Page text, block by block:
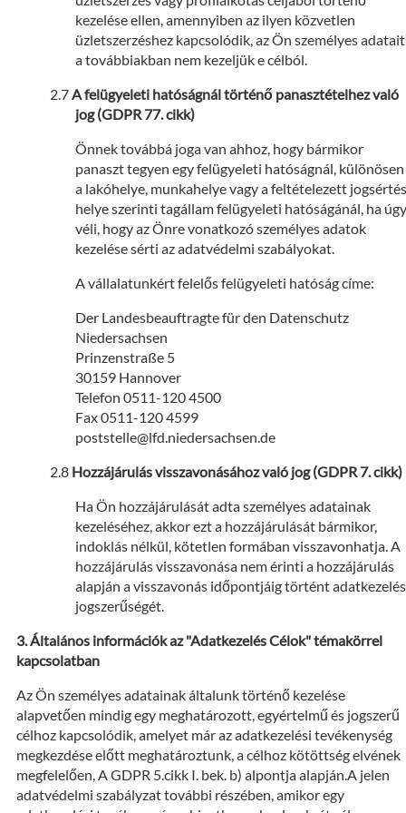
kezelése ellen, amennyiben az ilyen közvetlen
üzletszerzéshez kapcsolódik, az Ön személyes adatait
a továbbiakban nem kezeljük e célból.
A felügyeleti hatóságnál történő panasztételhez való
jog (GDPR 77. cikk)
Önnek továbbá joga van ahhoz, hogy bármikor
panaszt tegyen egy felügyeleti hatóságnál, különösen
a lakóhelye, munkahelye vagy a feltételezett jogsértés
helye szerinti tagállam felügyeleti hatóságánál, ha úgy
véli, hogy az Önre vonatkozó személyes adatok
kezelése sérti az adatvédelmi szabályokat.
A vállalatunkért felelős felügyeleti hatóság címe:
Der Landesbeauftragte für den Datenschutz
Niedersachsen
Prinzenstraße 5
30159 Hannover
Telefon 0511-120 4500
Fax 0511-120 4599
poststelle@lfd.niedersachsen.de
Hozzájárulás visszavonásához való jog (GDPR 7. cikk)
Ha Ön hozzájárulását adta személyes adatainak
kezeléséhez, akkor ezt a hozzájárulását bármikor,
indoklás nélkül, kötetlen formában visszavonhatja. A
hozzájárulás visszavonása nem érinti a hozzájárulás
alapján a visszavonás időpontjáig történt adatkezelés
jogszerűségét.
Általános információk az "Adatkezelés Célok" témakörrel
kapcsolatban
Az Ön személyes adatainak általunk történő kezelése
alapvetően mindig egy meghatározott, egyértelmű és jogszerű
célhoz kapcsolódik, amelyet már az adatkezelési tevékenység
megkezdése előtt meghatároztunk, a célhoz kötöttség elvének
megfelelően, A GDPR 5.cikk I. bek. b) alpontja alapján.A jelen
adatvédelmi szabályzat további részében, amikor egy